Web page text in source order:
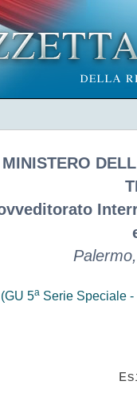
MINISTERO
(GU 5aSerie Speciale -